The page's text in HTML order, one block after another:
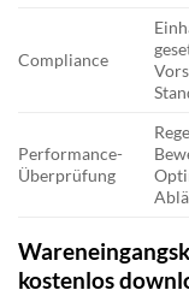
Compliance
Performance-
Überprüfung
kostenlos